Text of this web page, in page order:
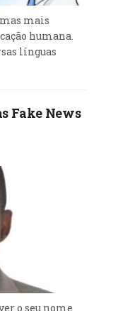
mais
humana.
línguas
Fake News
o seu nome